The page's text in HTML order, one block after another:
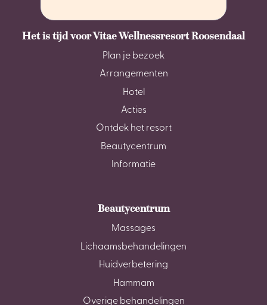
Het is tijd voor Vitae Wellnessresort Roosendaal
Plan je bezoek
Arrangementen
Hotel
Acties
Ontdek het resort
Beautycentrum
Informatie
Beautycentrum
Massages
Lichaamsbehandelingen
Huidverbetering
Hammam
Overige behandelingen